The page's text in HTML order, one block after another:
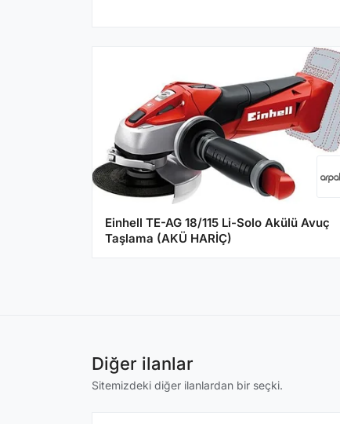
Einhell TE-AG 18/115 Li-Solo Akülü Avuç
Taşlama (AKÜ HARİÇ)
Diğer ilanlar
Sitemizdeki diğer ilanlardan bir seçki.